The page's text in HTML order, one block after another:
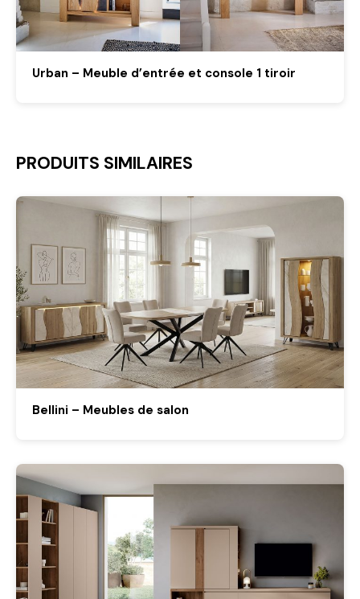
Urban – Meuble d’entrée et console 1 tiroir
PRODUITS SIMILAIRES
Bellini – Meubles de salon